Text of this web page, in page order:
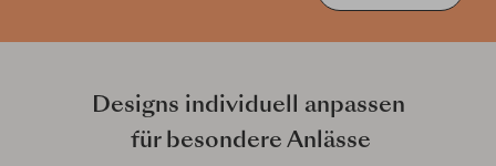
Designs individuell anpassen
für besondere Anlässe